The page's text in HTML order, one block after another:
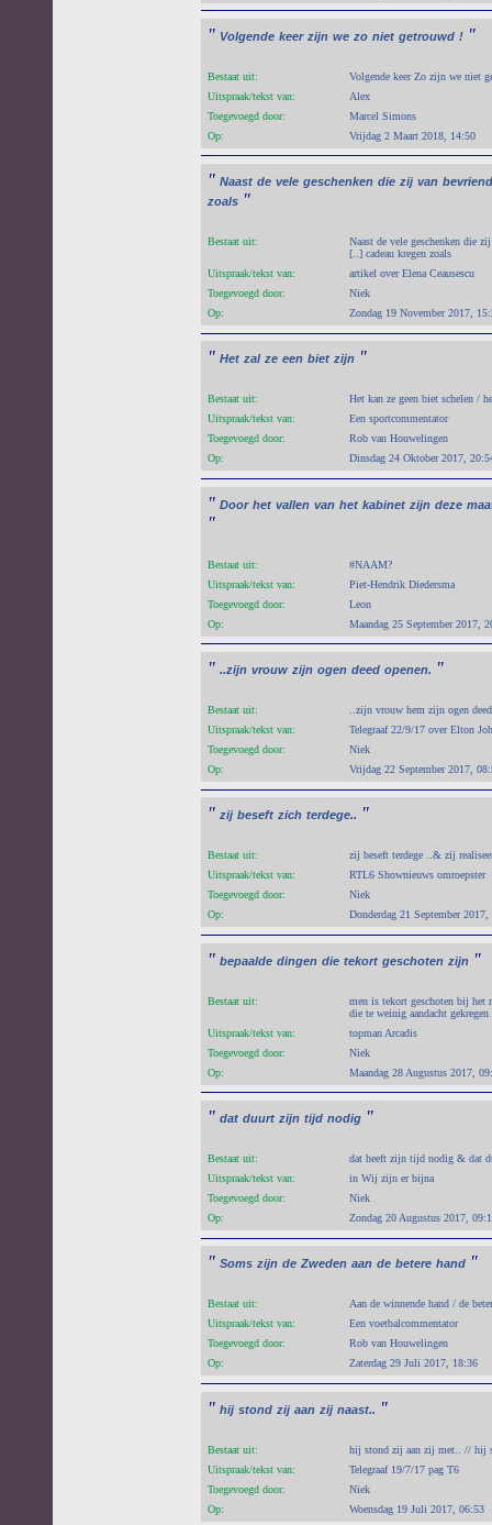
" Volgende keer zijn we zo niet getrouwd ! "
Bestaat uit:
Volgende keer Zo zijn we niet
Uitspraak/tekst van:
Alex
Toegevoegd door:
Marcel Simons
Op:
Vrijdag 2 Maart 2018, 14:50
" Naast de vele geschenken die zij van
zoals "
Bestaat uit:
Naast de vele geschenken die
[..] cadeau kregen zoals
Uitspraak/tekst van:
artikel over Elena Ceausescu
Toegevoegd door:
Niek
Op:
Zondag 19 November 2017,
" Het zal ze een biet zijn "
Bestaat uit:
Het kan ze geen biet schelen /
Uitspraak/tekst van:
Een sportcommentator
Toegevoegd door:
Rob van Houwelingen
Op:
Dinsdag 24 Oktober 2017,
" Door het vallen van het kabinet zijn deze
"
Bestaat uit:
#NAAM?
Uitspraak/tekst van:
Piet-Hendrik Diedersma
Toegevoegd door:
Leon
Op:
Maandag 25 September 2017,
" ..zijn vrouw zijn ogen deed openen. "
Bestaat uit:
..zijn vrouw hem zijn ogen
Uitspraak/tekst van:
Telegraaf 22/9/17 over Elton
Toegevoegd door:
Niek
Op:
Vrijdag 22 September 2017,
" zij beseft zich terdege.. "
Bestaat uit:
zij beseft terdege ..& zij
Uitspraak/tekst van:
RTL6 Shownieuws omroepster
Toegevoegd door:
Niek
Op:
Donderdag 21 September 2017,
" bepaalde dingen die tekort geschoten zijn "
Bestaat uit:
men is tekort geschoten bij het
die te weinig aandacht gekregen
Uitspraak/tekst van:
topman Arcadis
Toegevoegd door:
Niek
Op:
Maandag 28 Augustus 2017,
" dat duurt zijn tijd nodig "
Bestaat uit:
dat heeft zijn tijd nodig & dat
Uitspraak/tekst van:
in Wij zijn er bijna
Toegevoegd door:
Niek
Op:
Zondag 20 Augustus 2017,
" Soms zijn de Zweden aan de betere hand "
Bestaat uit:
Aan de winnende hand / de
Uitspraak/tekst van:
Een voetbalcommentator
Toegevoegd door:
Rob van Houwelingen
Op:
Zaterdag 29 Juli 2017, 18:36
" hij stond zij aan zij naast.. "
Bestaat uit:
hij stond zij aan zij met.. // hij
Uitspraak/tekst van:
Telegraaf 19/7/17 pag T6
Toegevoegd door:
Niek
Op:
Woensdag 19 Juli 2017, 06:53